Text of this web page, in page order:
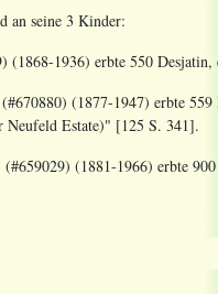
an seine 3 Kinder:
(1868-1936) erbte 550
(1877-1947) erbte
Neufeld Estate)" [125 S. 341].
(#659029) (1881-1966) erbte